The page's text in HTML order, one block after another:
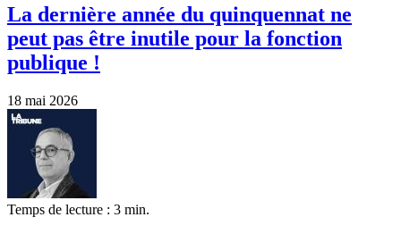
La dernière année du quinquennat ne
peut pas être inutile pour la fonction
publique !
18 mai 2026
Temps de lecture : 3 min.